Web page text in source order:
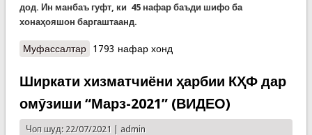
дод. Ин манбаъ гуфт, ки 45 нафар баъди шифо ба
хонаҳояшон баргаштаанд.
Муфассалтаро COVID-19: Шумори гирифторон дар олам ба
шабонарӯзи гузашта 63 сироятшудаи нав сабт
1793 нафар хонд
Ширкати хизматчиёни ҳарбии КҲФ дар
омӯзиши “Марз-2021” (ВИДЕО)
Чоп шуд: 22/07/2021 | admin